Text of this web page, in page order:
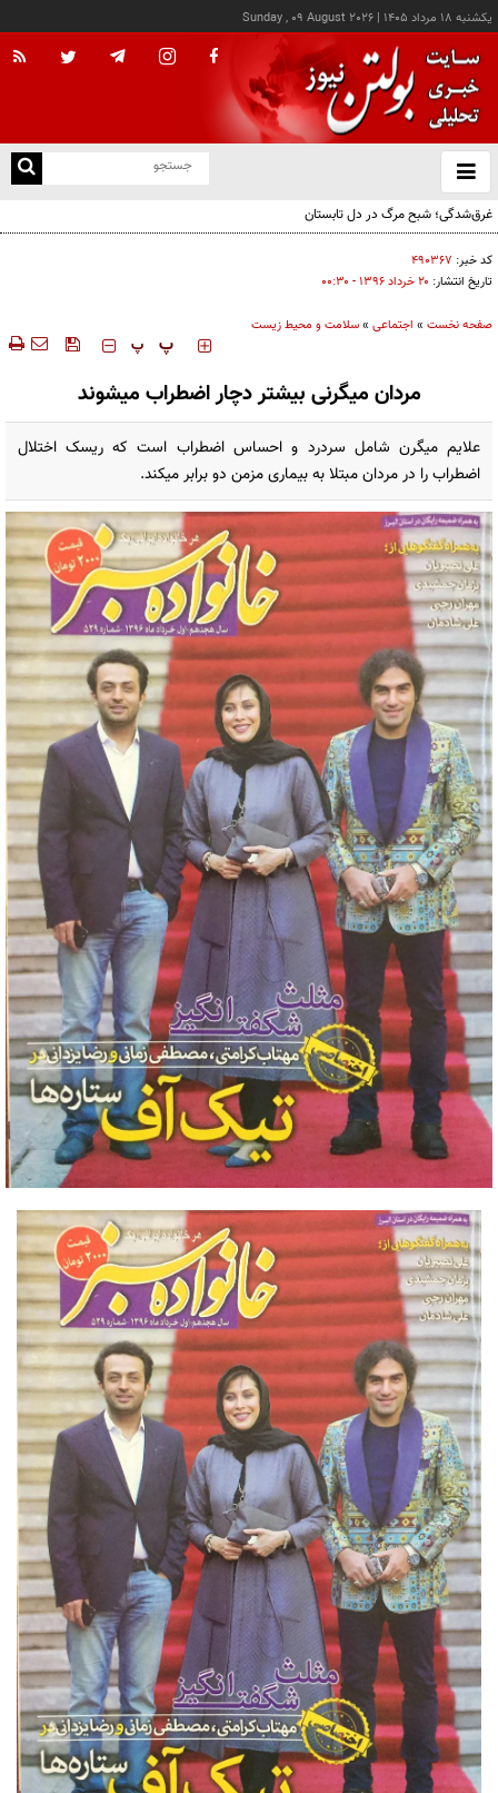
يکشنبه ۱۸ مرداد ۱۴۰۵ |
Sunday , 09 August 2026
باز
و
کد خبر: ۴۹۰۳۶۷
تاریخ انتشار: ۲۰ خرداد ۱۳۹۶ - ۰۰:۳۰
صفحه نخست » اجتماعی »سلامت و محیط زیست
‍‍‍ پ پ
مردان میگرنی بیشتر دچار اضطراب می‏شوند
علایم میگرن شامل سردرد و احساس اضطراب است که ریسک اختلال
اضطراب را در مردان مبتلا به بیماری مزمن دو برابر می‏کند.